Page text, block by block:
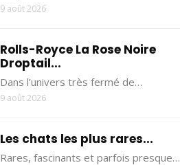
9 août 2026
Rolls-Royce La Rose Noire
Droptail...
Dans l’univers très fermé de…
9 août 2026
Les chats les plus rares...
Rares, fascinants et parfois presque…